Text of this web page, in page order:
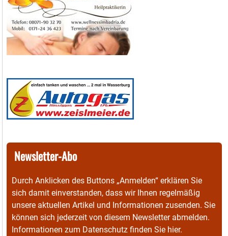
Newsletter-Abo
Durch Anklicken des Buttons „Anmelden“ erklären Sie
sich damit einverstanden, dass wir Ihnen regelmäßig
unsere aktuellen Artikel und Informationen zusenden. Sie
können sich jederzeit von diesem Newsletter abmelden.
Informationen zum Datenschutz finden Sie hier.